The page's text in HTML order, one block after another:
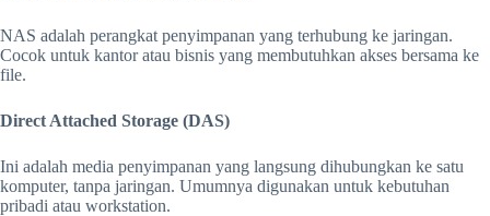
NAS adalah perangkat penyimpanan yang terhubung ke jaringan.
Cocok untuk kantor atau bisnis yang membutuhkan akses bersama ke
file.
Direct Attached Storage (DAS)
Ini adalah media penyimpanan yang langsung dihubungkan ke satu
komputer, tanpa jaringan. Umumnya digunakan untuk kebutuhan
pribadi atau workstation.